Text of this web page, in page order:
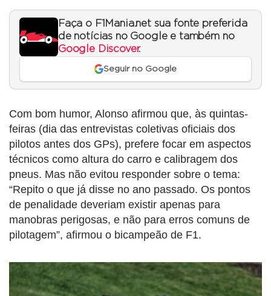
Faça o F1Mania.net sua fonte preferida
de notícias no Google e também no
Google Discover.
Seguir no Google
Com bom humor, Alonso afirmou que, às quintas-
feiras (dia das entrevistas coletivas oficiais dos
pilotos antes dos GPs), prefere focar em aspectos
técnicos como altura do carro e calibragem dos
pneus. Mas não evitou responder sobre o tema:
“Repito o que já disse no ano passado. Os pontos
de penalidade deveriam existir apenas para
manobras perigosas, e não para erros comuns de
pilotagem”, afirmou o bicampeão de F1.